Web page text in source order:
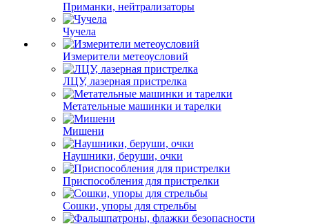
Приманки, нейтрализаторы
Чучела
Измерители метеоусловий
ЛЦУ, лазерная пристрелка
Метательные машинки и тарелки
Мишени
Наушники, беруши, очки
Приспособления для пристрелки
Сошки, упоры для стрельбы